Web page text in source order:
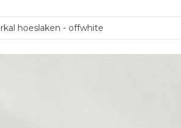
hoeslaken - offwhite